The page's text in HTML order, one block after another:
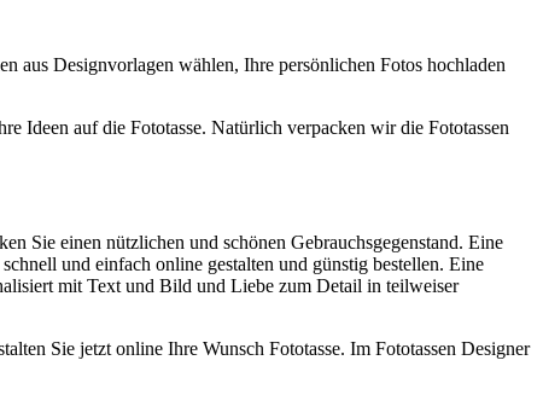
aus Designvorlagen wählen, Ihre persönlichen Fotos hochladen
Ideen auf die Fototasse. Natürlich verpacken wir die Fototassen
Sie einen nützlichen und schönen Gebrauchsgegenstand. Eine
und einfach online gestalten und günstig bestellen. Eine
mit Text und Bild und Liebe zum Detail in teilweiser
Sie jetzt online Ihre Wunsch Fototasse. Im Fototassen Designer